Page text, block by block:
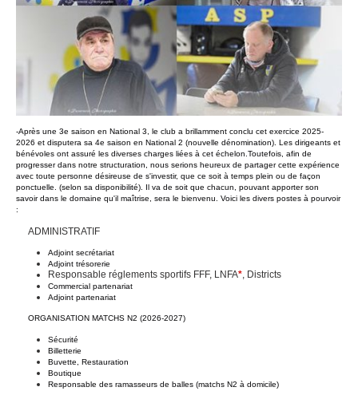
-Après une 3e saison en National 3, le club a brillamment conclu cet exercice 2025-
2026 et disputera sa 4e saison en National 2 (nouvelle dénomination). Les dirigeants et
bénévoles ont assuré les diverses charges liées à cet échelon.Toutefois, afin de
progresser dans notre structuration, nous serions heureux de partager cette expérience
avec toute personne désireuse de s'investir, que ce soit à temps plein ou de façon
ponctuelle. (selon sa disponibilité). Il va de soit que chacun, pouvant apporter son
savoir dans le domaine qu'il maîtrise, sera le bienvenu. Voici les divers postes à pourvoir
:
ADMINISTRATIF
Adjoint secrétariat
Adjoint trésorerie
Responsable réglements sportifs FFF, LNFA*, Districts
Commercial partenariat
Adjoint partenariat
ORGANISATION MATCHS N2 (2026-2027)
Sécurité
Billetterie
Buvette, Restauration
Boutique
Responsable des ramasseurs de balles (matchs N2 à domicile)